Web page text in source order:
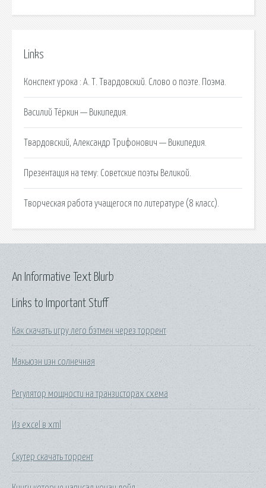
Links
Конспект урока : А. Т. Твардовский. Слово о поэте. Поэма.
Василий Тёркин — Википедия.
Твардовский, Александр Трифонович — Википедия.
Презентация на тему: Советские поэты Великой.
Творческая работа учащегося по литературе (8 класс).
Links to Important Stuff
Как скачать игру лего бэтмен через торрент
Макьюэн иэн солнечная
Регулятор мощности на транзисторах схема
Из excel в xml
Скутер скачать торрент
An Informative Text Blurb